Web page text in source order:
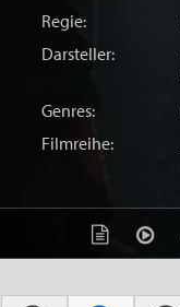
Regie:
Darsteller:
Genres:
Filmreihe: